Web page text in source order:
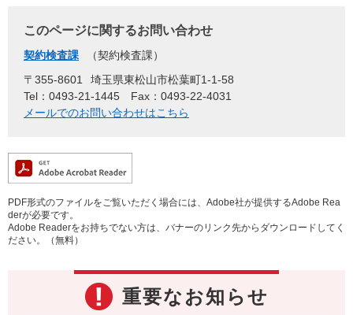
このページに関するお問い合わせ
契約検査課
契約検査課
〒355-8601
埼玉県東松山市松葉町1-1-58
Tel：0493-21-1445
Fax：0493-22-4031
メールでのお問い合わせはこちら
PDF形式のファイルをご覧いただく場合には、Adobe社が提供するAdobe Rea
derが必要です。
Adobe Readerをお持ちでない方は、バナーのリンク先からダウンロードしてく
ださい。（無料）
重要なお知らせ